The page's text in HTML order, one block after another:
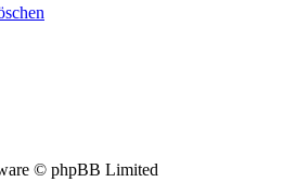
© phpBB Limited